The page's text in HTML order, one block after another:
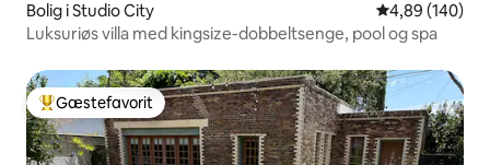
Bolig i Studio City 4,89 ud af 5 i
4,89 (140)
Luksuriøs villa med kingsize-dobbeltsenge, pool og spa
Bedste gæstefavorit
Gæstefavorit